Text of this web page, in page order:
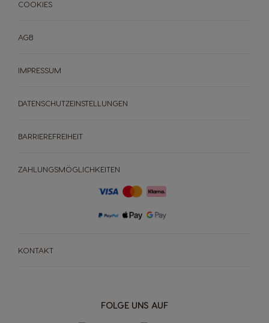
FOLGE UNS AUF
ZAHLUNGSMÖGLICHKEITEN
KONTAKT
COOKIES
AGB
IMPRESSUM
DATENSCHUTZEINSTELLUNGEN
BARRIEREFREIHEIT